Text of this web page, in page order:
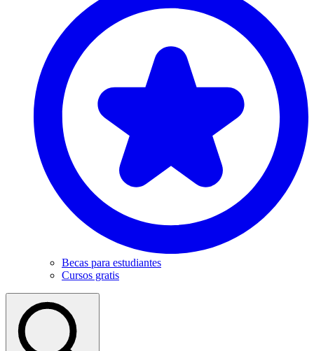
Becas para estudiantes
Cursos gratis